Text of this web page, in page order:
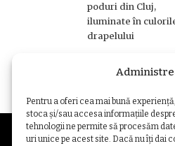
Pentru a oferi cea mai bună
stoca și/sau accesa informațiile
tehnologii ne permite să procesăm
uri unice pe acest site. Dacă nu îți dai
poduri din Cluj,
iluminate în
drapelului